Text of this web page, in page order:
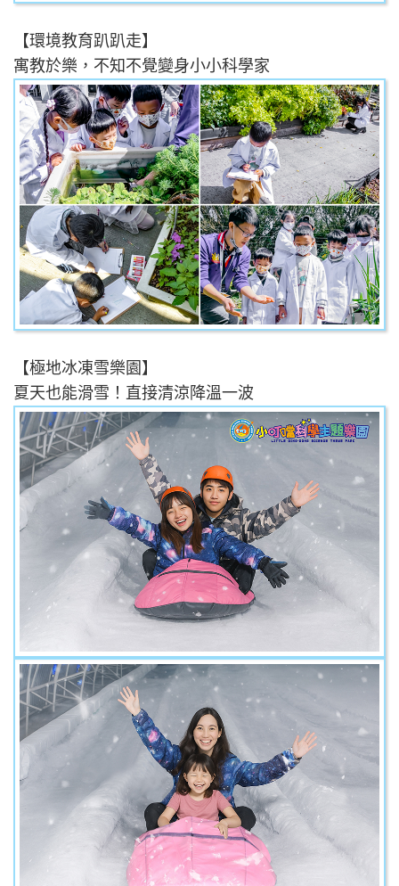
【環境教育趴趴走】
寓教於樂，不知不覺變身小小科學家
【極地冰凍雪樂園】
夏天也能滑雪！直接清涼降溫一波